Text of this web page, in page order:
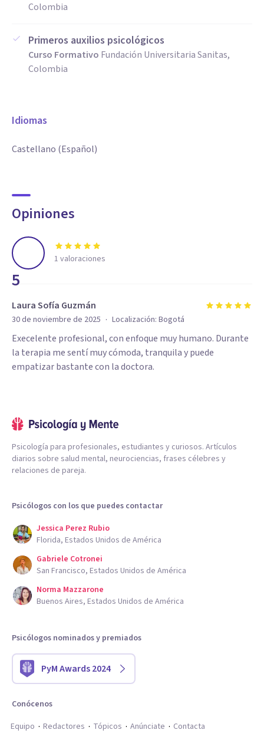
Colombia
Primeros auxilios psicológicos
Curso Formativo Fundación Universitaria Sanitas,
Colombia
Idiomas
Castellano (Español)
Opiniones
5
1 valoraciones
Laura Sofía Guzmán
30 de noviembre de 2025 · Localización: Bogotá
Execelente profesional, con enfoque muy humano. Durante
la terapia me sentí muy cómoda, tranquila y puede
empatizar bastante con la doctora.
Psicología para profesionales, estudiantes y curiosos. Artículos
diarios sobre salud mental, neurociencias, frases célebres y
relaciones de pareja.
Psicólogos con los que puedes contactar
Jessica Perez Rubio
Florida, Estados Unidos de América
Gabriele Cotronei
San Francisco, Estados Unidos de América
Norma Mazzarone
Buenos Aires, Estados Unidos de América
Psicólogos nominados y premiados
PyM Awards 2024
Conócenos
Equipo
Redactores Tópicos Anúnciate Contacta